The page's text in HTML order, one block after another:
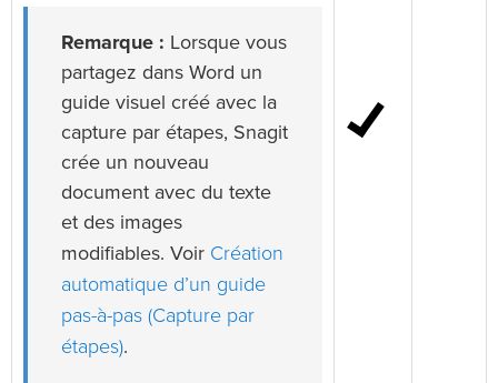
Remarque : Lorsque vous
partagez dans Word un
guide visuel créé avec la
capture par étapes, Snagit
crée un nouveau
document avec du texte
et des images
modifiables. Voir Création
automatique d’un guide
pas-à-pas (Capture par
étapes).